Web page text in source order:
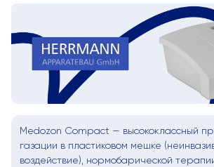
Medozon Compact — высококлассный
газации в пластиковом мешке
воздействие), нормобарической